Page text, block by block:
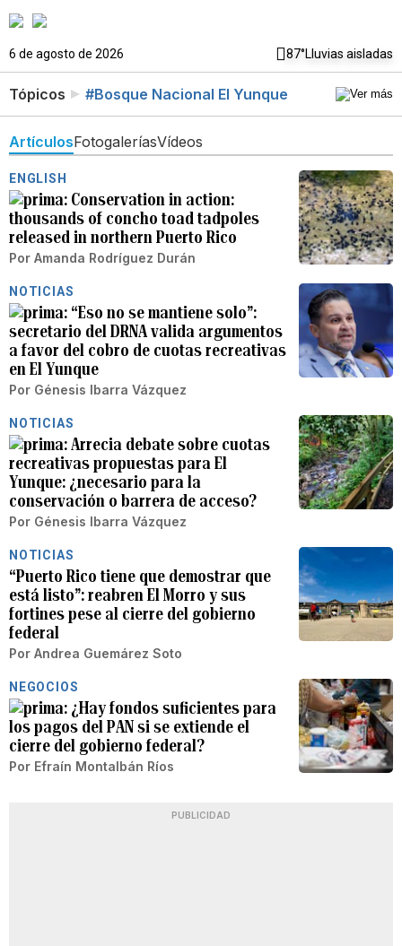
6 de agosto de 2026 87°Lluvias aisladas
Tópicos #Bosque Nacional El Yunque
ArtículosFotogaleríasVídeos
ENGLISH
Conservation in action:
thousands of concho toad tadpoles
released in northern Puerto Rico
Por Amanda Rodríguez Durán
NOTICIAS
“Eso no se mantiene solo”:
secretario del DRNA valida argumentos
a favor del cobro de cuotas recreativas
en El Yunque
Por Génesis Ibarra Vázquez
NOTICIAS
Arrecia debate sobre cuotas
recreativas propuestas para El
Yunque: ¿necesario para la
conservación o barrera de acceso?
Por Génesis Ibarra Vázquez
NOTICIAS
“Puerto Rico tiene que demostrar que
está listo”: reabren El Morro y sus
fortines pese al cierre del gobierno
federal
Por Andrea Guemárez Soto
NEGOCIOS
¿Hay fondos suficientes para
los pagos del PAN si se extiende el
cierre del gobierno federal?
Por Efraín Montalbán Ríos
PUBLICIDAD